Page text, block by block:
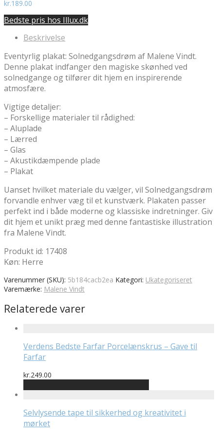
kr.189.00
Bedste pris hos Illux.dk
Beskrivelse
Eventyrlig plakat: Solnedgangsdrøm af Malene Vindt.
Denne plakat indfanger den magiske skønhed ved
solnedgange og tilfører dit hjem en inspirerende
atmosfære.
Vigtige detaljer:
– Forskellige materialer til rådighed:
– Aluplade
– Lærred
– Glas
– Akustikdæmpende plade
– Plakat
Uanset hvilket materiale du vælger, vil Solnedgangsdrøm
forvandle enhver væg til et kunstværk. Plakaten passer
perfekt ind i både moderne og klassiske indretninger. Giv
dit hjem et unikt præg med denne fantastiske illustration
fra Malene Vindt.
Produkt id: 17408
Køn: Herre
Varenummer (SKU): 5b184cacb2ea Kategori: Ukategoriseret
Varemærke: Malene Vindt
Relaterede varer
Verdens Bedste Farfar Porcelænskrus – Gave til
Farfar
kr.249.00
Selvlysende tape til sikkerhed og kreativitet i
mørket